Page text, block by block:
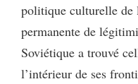
politique culturelle de
permanente de
Soviétique a trouvé
l’intérieur de ses